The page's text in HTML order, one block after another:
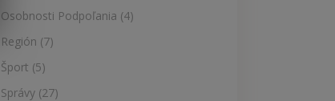
Osobnosti Podpoľania (4)
Región (7)
Šport (5)
Správy (27)